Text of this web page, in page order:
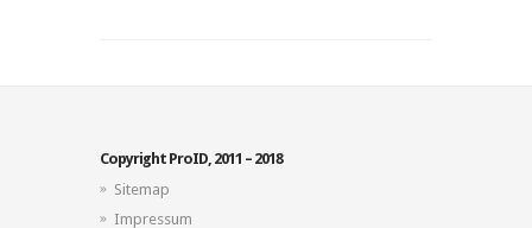
Copyright ProID, 2011 – 2018
Sitemap
Impressum